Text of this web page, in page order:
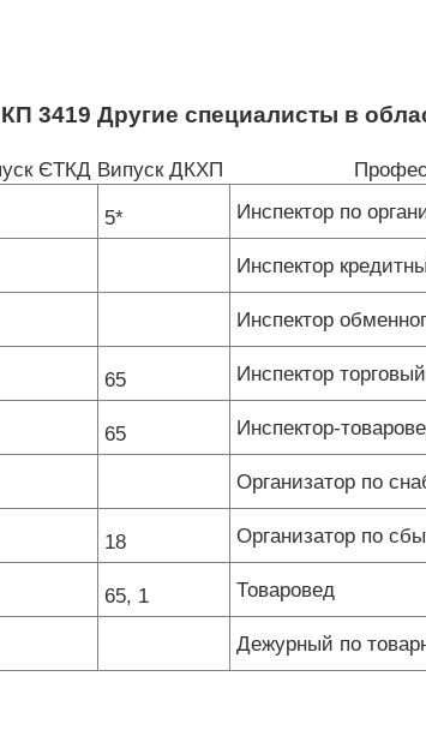
3419 Другие специалисты в
ЄТКД Випуск ДКХП
5* Инспектор по
Инспектор
Инспектор
65 Инспектор торговый
65 Инспектор-
Организатор по
18 Организатор по
65, 1 Товаровед
Дежурный по